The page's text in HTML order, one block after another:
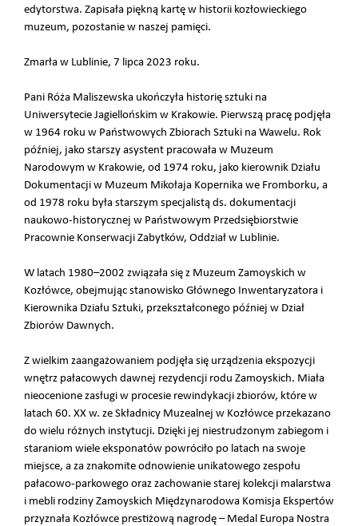
edytorstwa. Zapisała piękną kartę w historii kozłowieckiego
muzeum, pozostanie w naszej pamięci.
Zmarła w Lublinie, 7 lipca 2023 roku.
Pani Róża Maliszewska ukończyła historię sztuki na
Uniwersytecie Jagiellońskim w Krakowie. Pierwszą pracę podjęła
w 1964 roku w Państwowych Zbiorach Sztuki na Wawelu. Rok
później, jako starszy asystent pracowała w Muzeum
Narodowym w Krakowie, od 1974 roku, jako kierownik Działu
Dokumentacji w Muzeum Mikołaja Kopernika we Fromborku, a
od 1978 roku była starszym specjalistą ds. dokumentacji
naukowo-historycznej w Państwowym Przedsiębiorstwie
Pracownie Konserwacji Zabytków, Oddział w Lublinie.
W latach 1980–2002 związała się z Muzeum Zamoyskich w
Kozłówce, obejmując stanowisko Głównego Inwentaryzatora i
Kierownika Działu Sztuki, przekształconego później w Dział
Zbiorów Dawnych.
Z wielkim zaangażowaniem podjęła się urządzenia ekspozycji
wnętrz pałacowych dawnej rezydencji rodu Zamoyskich. Miała
nieocenione zasługi w procesie rewindykacji zbiorów, które w
latach 60. XX w. ze Składnicy Muzealnej w Kozłówce przekazano
do wielu różnych instytucji. Dzięki jej niestrudzonym zabiegom i
staraniom wiele eksponatów powróciło po latach na swoje
miejsce, a za znakomite odnowienie unikatowego zespołu
pałacowo-parkowego oraz zachowanie starej kolekcji malarstwa
i mebli rodziny Zamoyskich Międzynarodowa Komisja Ekspertów
przyznała Kozłówce prestiżową nagrodę – Medal Europa Nostra